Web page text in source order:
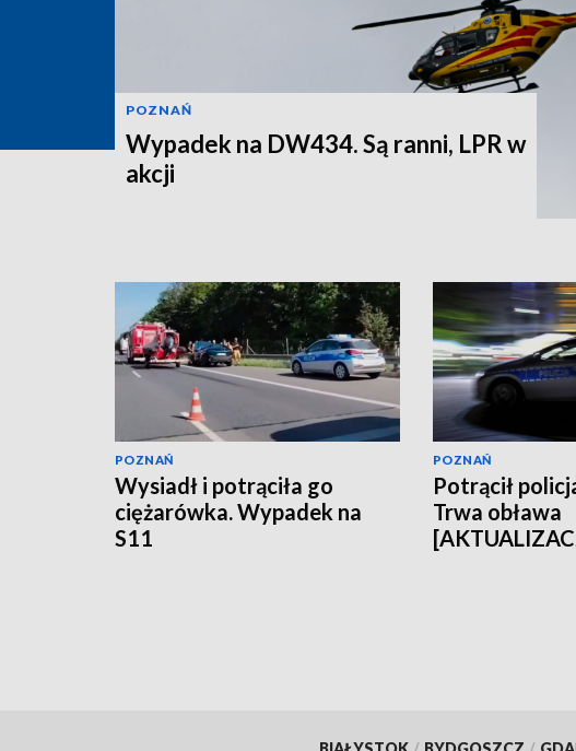
POZNAŃ
Wypadek na DW434. Są ranni, LPR w
akcji
POZNAŃ
Wysiadł i potrąciła go
ciężarówka. Wypadek na
S11
POZNAŃ
Potrącił
Trwa obława